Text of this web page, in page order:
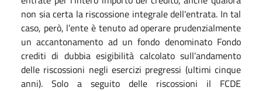
non sia certa la riscossione integrale dell'entrata. In tal
caso, però, l’ente è tenuto ad operare prudenzialmente
un accantonamento ad un fondo denominato Fondo
crediti di dubbia esigibilità calcolato sull’andamento
delle riscossioni negli esercizi pregressi (ultimi cinque
anni). Solo a seguito delle riscossioni il FCDE